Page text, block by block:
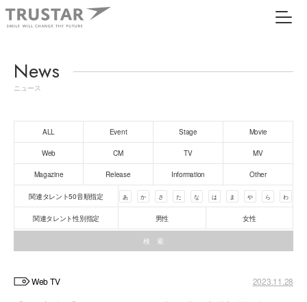
News
ニュース
ALL Event Stage Movie
Web CM TV MV
Magazine Release Information Other
関連タレント50音順指定 あ か さ た な は ま や ら わ
関連タレント性別指定 男性 女性
Web TV 2023.11.28